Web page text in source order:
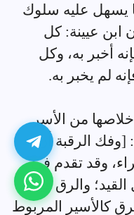
يسهل عليه سلوك
ابن عيينة: كل
أخبر به، وكل
لم يخبر به.
من الأسر.
الرقبة أن
وقد تقدم في
والرق قيد.
كالأسير المربوط